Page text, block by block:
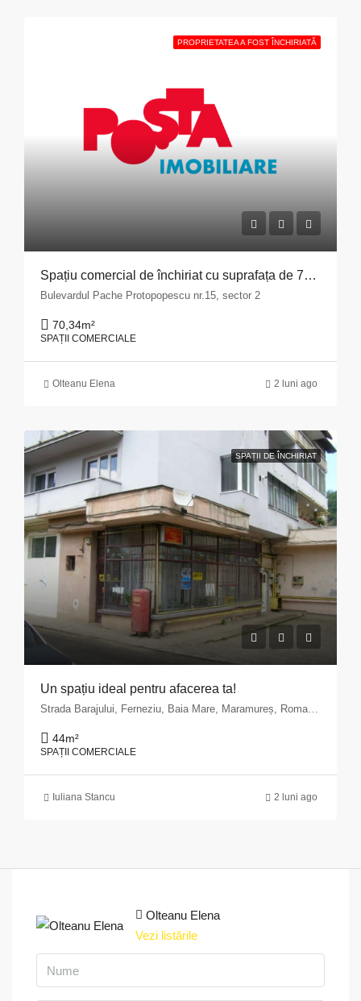
PROPRIETATEA A FOST ÎNCHIRIATĂ
Spațiu comercial de închiriat cu suprafața de 70,34 mp situat în Municipiul București, Bulevardul Pache Protopopescu, nr. 15, sector 2
Bulevardul Pache Protopopescu nr.15, sector 2
70,34m²
SPAȚII COMERCIALE
Olteanu Elena 2 luni ago
SPAȚII DE ÎNCHIRIAT
Un spațiu ideal pentru afacerea ta!
Strada Barajului, Ferneziu, Baia Mare, Maramureș, Romania
44m²
SPAȚII COMERCIALE
Iuliana Stancu 2 luni ago
Olteanu Elena
Vezi listările